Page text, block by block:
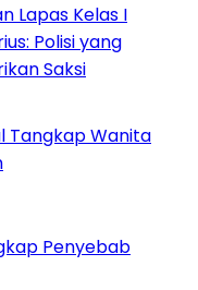
Lapas Kelas I
Polisi yang
Saksi
Tangkap Wanita
Penyebab